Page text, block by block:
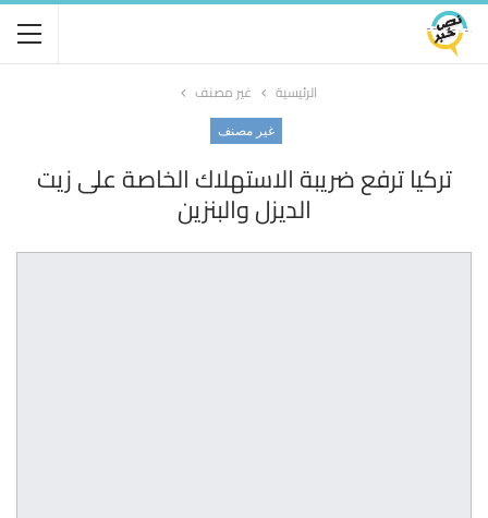
الرئيسية غير مصنف
غير مصنف
تركيا ترفع ضريبة الاستهلاك الخاصة على زيت
الديزل والبنزين